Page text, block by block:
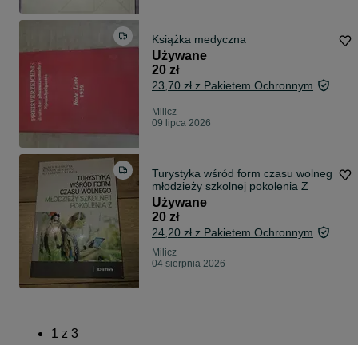
Książka medyczna
Używane
20 zł
23,70 zł z Pakietem Ochronnym
Milicz
09 lipca 2026
Turystyka wśród form czasu wolneg
młodzieży szkolnej pokolenia Z
Używane
20 zł
24,20 zł z Pakietem Ochronnym
Milicz
04 sierpnia 2026
1 z 3